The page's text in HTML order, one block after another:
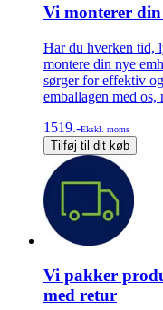
Vi monterer
Har du hverken tid,
montere din nye
sørger for effektiv
emballagen med os,
1519.-Ekskl. moms
Tilføj til dit køb
Vi pakker
med retur